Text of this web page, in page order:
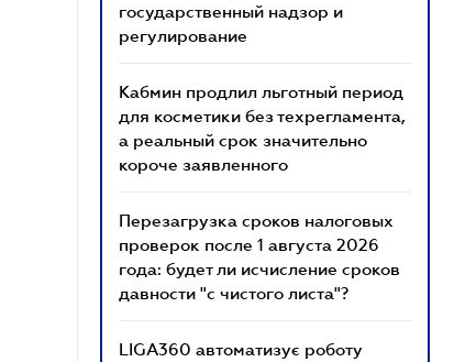
государственный надзор и
регулирование
Кабмин продлил льготный период
для косметики без техрегламента,
а реальный срок значительно
короче заявленного
Перезагрузка сроков налоговых
проверок после 1 августа 2026
года: будет ли исчисление сроков
давности "с чистого листа"?
LIGA360 автоматизує роботу